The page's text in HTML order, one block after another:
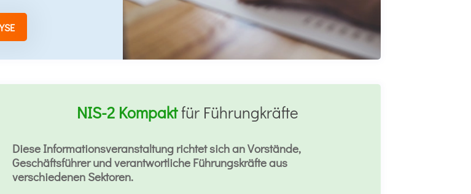
NIS-2 Kompaktfür Führungkräfte
Diese Informationsveranstaltung richtet sich an Vorstände,
Geschäftsführer und verantwortliche Führungskräfte aus
verschiedenen Sektoren.